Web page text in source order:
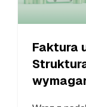
Faktura